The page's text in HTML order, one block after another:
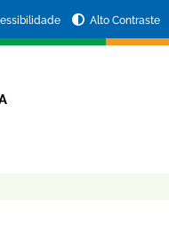
Alto Contraste